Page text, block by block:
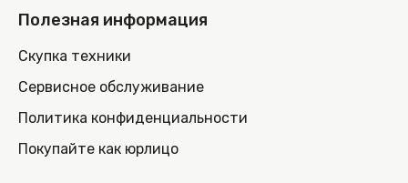
Полезная информация
Скупка техники
Сервисное обслуживание
Политика конфиденциальности
Покупайте как юрлицо